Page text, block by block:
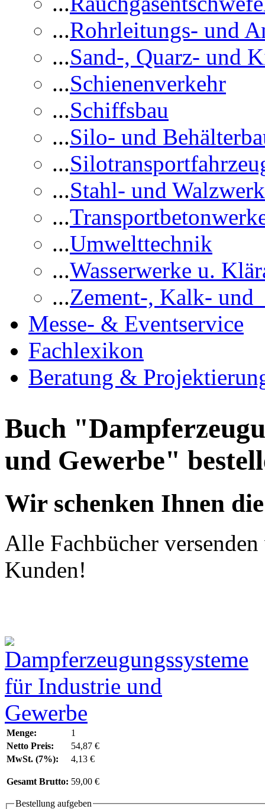
...Rohrleitungs- und
...Sand-, Quarz- und
...Schienenverkehr
...Schiffsbau
...Silo- und
...
...Stahl- und
...
...Umwelttechnik
...Wasserwerke u.
...Zement-, Kalk-
Messe- & Eventservice
Fachlexikon
Beratung &
Buch
und Gewerbe"
Wir schenken Ihnen
Alle Fachbücher
Kunden!
Menge:
1
Netto Preis:
54,87 €
MwSt. (7%):
4,13 €
Gesamt Brutto: 59,00 €
Bestellung aufgeben